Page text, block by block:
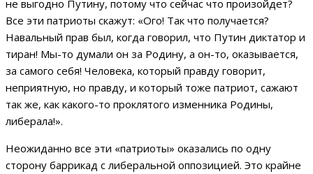
не выгодно Путину, потому что сейчас что произойдет?
Все эти патриоты скажут: «Ого! Так что получается?
Навальный прав был, когда говорил, что Путин диктатор и
тиран! Мы-то думали он за Родину, а он-то, оказывается,
за самого себя! Человека, который правду говорит,
неприятную, но правду, и который тоже патриот, сажают
так же, как какого-то проклятого изменника Родины,
либерала!».
Неожиданно все эти «патриоты» оказались по одну
сторону баррикад с либеральной оппозицией. Это крайне